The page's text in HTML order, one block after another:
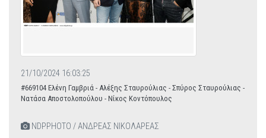
21/10/2024 16:03:25
#669104 Ελένη Γαμβριά - Αλέξης Σταυρούλιας - Σπύρος Σταυρούλιας -
Νατάσα Αποστολοπούλου - Νίκος Κοντόπουλος
NDPPHOTO / ΑΝΔΡΕΑΣ ΝΙΚΟΛΑΡΕΑΣ